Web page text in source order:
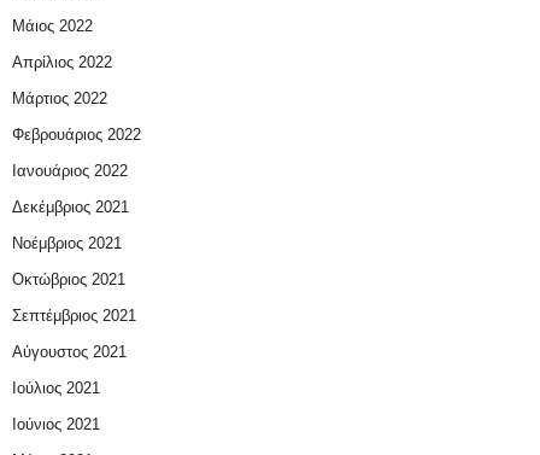
Μάιος 2022
Απρίλιος 2022
Μάρτιος 2022
Φεβρουάριος 2022
Ιανουάριος 2022
Δεκέμβριος 2021
Νοέμβριος 2021
Οκτώβριος 2021
Σεπτέμβριος 2021
Αύγουστος 2021
Ιούλιος 2021
Ιούνιος 2021